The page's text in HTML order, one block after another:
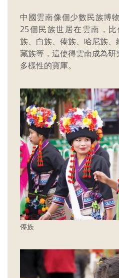
中國雲南像個少數民族
25個民族世居在雲南，
族、白族、傣族、哈尼族、
藏族等，這使得雲南成為
多樣性的寶庫。
傣族